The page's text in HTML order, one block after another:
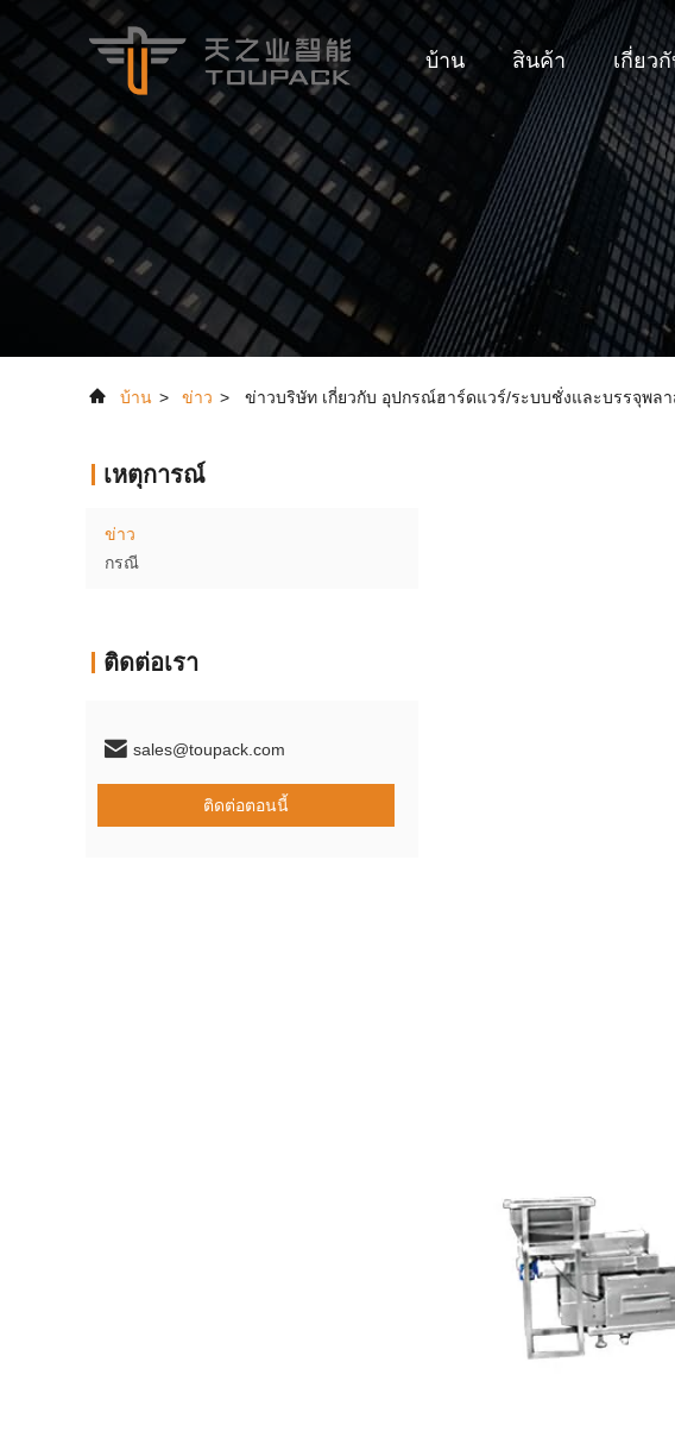
บ้าน สินค้า เกี่ยวกั
บ้าน > ข่าว > ข่าวบริษัท เกี่ยวกับ อุปกรณ์ฮาร์ดแวร์/ระบบชั่งและบรรจุพล
เหตุการณ์
ข่าว
กรณี
ติดต่อเรา
sales@toupack.com
ติดต่อตอนนี้